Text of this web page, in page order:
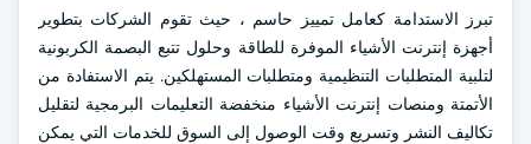
تبرز الاستدامة كعامل تمييز حاسم ، حيث تقوم الشركات بتطوير
أجهزة إنترنت الأشياء الموفرة للطاقة وحلول تتبع البصمة الكربونية
لتلبية المتطلبات التنظيمية ومتطلبات المستهلكين. يتم الاستفادة من
الأتمتة ومنصات إنترنت الأشياء منخفضة التعليمات البرمجية لتقليل
تكاليف النشر وتسريع وقت الوصول إلى السوق للخدمات التي يمكن